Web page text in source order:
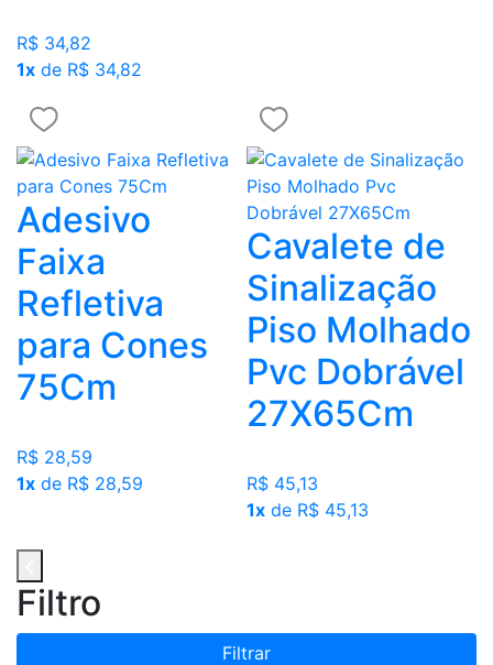
R$ 34,82
1x de R$ 34,82
Adesivo
Faixa
Refletiva
para Cones
75Cm
R$ 28,59
1x de R$ 28,59
Cavalete de
Sinalização
Piso Molhado
Pvc Dobrável
27X65Cm
R$ 45,13
1x de R$ 45,13
Filtro
Filtrar